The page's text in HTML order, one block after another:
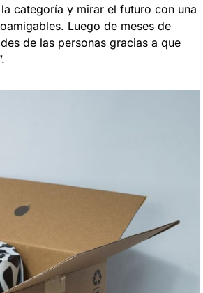
categoría y mirar el futuro con una
Luego de meses de
de las personas gracias a que